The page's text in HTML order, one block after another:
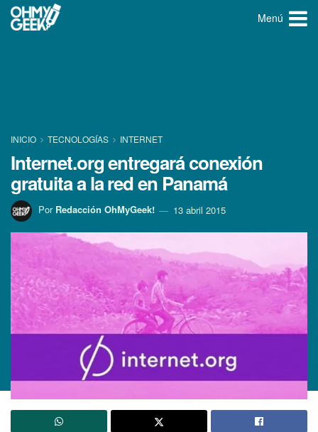
Menú
INICIO TECNOLOGÍ­AS INTERNET
Internet.org entregará conexión
gratuita a la red en Panamá
Por Redacción OhMyGeek! 13 abril 2015